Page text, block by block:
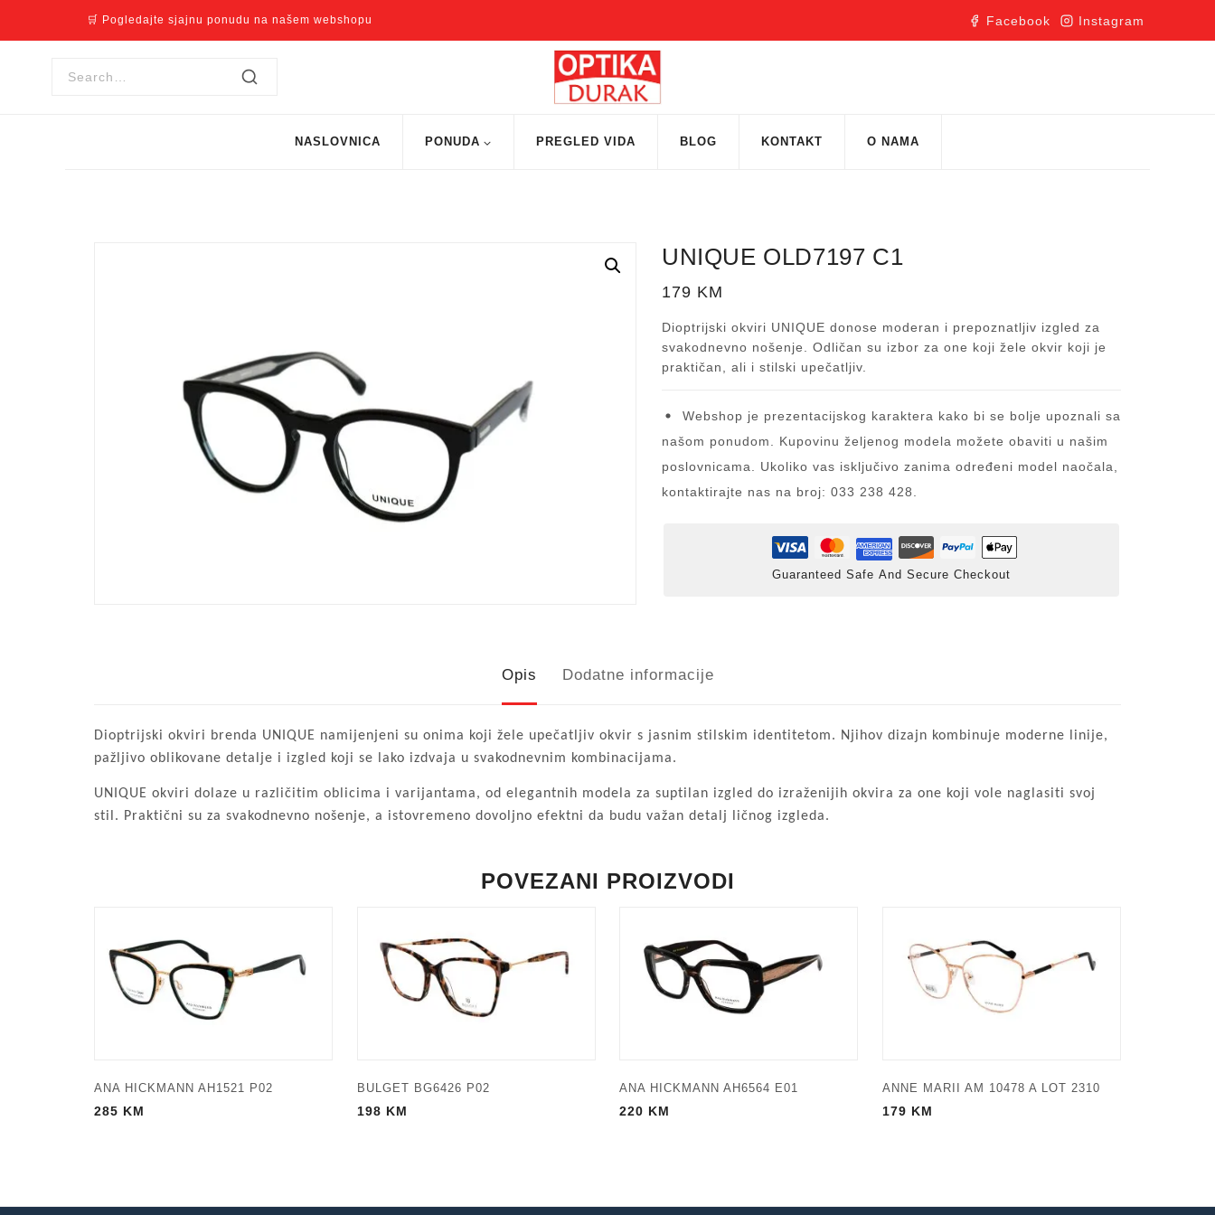
🛒 Pogledajte sjajnu ponudu na našem webshopu Facebook Instagram
NASLOVNICA PONUDA PREGLED VIDA BLOG KONTAKT O NAMA
UNIQUE OLD7197 C1
179 KM
Dioptrijski okviri UNIQUE donose moderan i prepoznatljiv izgled za
svakodnevno nošenje. Odličan su izbor za one koji žele okvir koji je
praktičan, ali i stilski upečatljiv.
Webshop je prezentacijskog karaktera kako bi se bolje upoznali sa
našom ponudom. Kupovinu željenog modela možete obaviti u našim
poslovnicama. Ukoliko vas isključivo zanima određeni model naočala,
kontaktirajte nas na broj: 033 238 428.
Guaranteed Safe And Secure Checkout
Opis Dodatne informacije
Dioptrijski okviri brenda UNIQUE namijenjeni su onima koji žele upečatljiv okvir s jasnim stilskim identitetom. Njihov dizajn kombinuje moderne linije,
pažljivo oblikovane detalje i izgled koji se lako izdvaja u svakodnevnim kombinacijama.
UNIQUE okviri dolaze u različitim oblicima i varijantama, od elegantnih modela za suptilan izgled do izraženijih okvira za one koji vole naglasiti svoj
stil. Praktični su za svakodnevno nošenje, a istovremeno dovoljno efektni da budu važan detalj ličnog izgleda.
POVEZANI PROIZVODI
ANA HICKMANN AH1521 P02
285 KM
BULGET BG6426 P02
198 KM
ANA HICKMANN AH6564 E01
220 KM
ANNE MARII AM 10478 A LOT 2310
179 KM